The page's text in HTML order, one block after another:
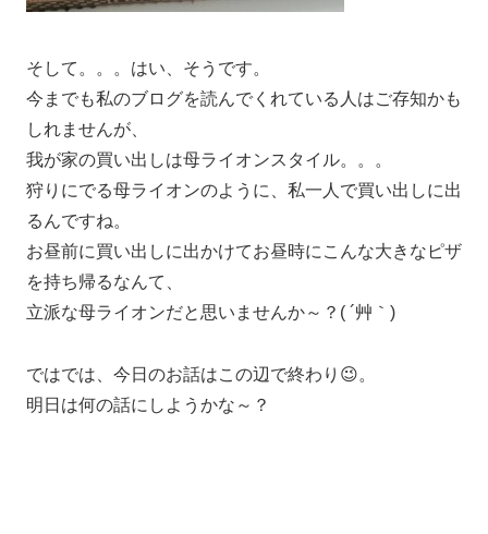
そして。。。はい、そうです。
今までも私のブログを読んでくれている人はご存知かも
しれませんが、
我が家の買い出しは母ライオンスタイル。。。
狩りにでる母ライオンのように、私一人で買い出しに出
るんですね。
お昼前に買い出しに出かけてお昼時にこんな大きなピザ
を持ち帰るなんて、
立派な母ライオンだと思いませんか～？( ´艸｀)
ではでは、今日のお話はこの辺で終わり😉。
明日は何の話にしようかな～？